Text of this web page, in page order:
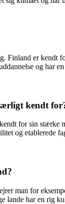
er kendt
og har
kendt
for sin stærke
og etablerede
man for
lande har en rig